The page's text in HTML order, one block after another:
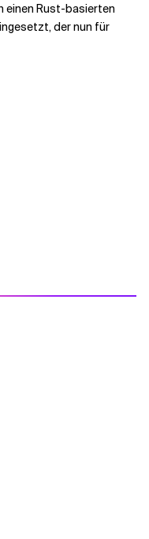
einen Rust-basierten
der nun für